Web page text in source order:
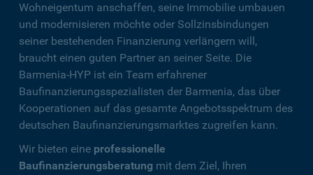
Wohneigentum anschaffen, seine Immobilie umbauen
und modernisieren möchte oder Sollzinsbindungen
seiner bestehenden Finanzierung verlängern will,
braucht einen guten Partner an seiner Seite. Die
Barmenia-HYP ist ein Team erfahrener
Baufinanzierungsspezialisten der Barmenia, das über
Kooperationen auf das gesamte Angebotsspektrum des
deutschen Baufinanzierungsmarktes zugreifen kann.
Wir bieten eine professionelle
Baufinanzierungsberatung mit dem Ziel, Ihren